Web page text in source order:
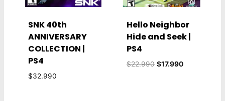
SNK 40th
ANNIVERSARY
COLLECTION |
PS4
$32.990
Hello Neighbor
Hide and Seek |
PS4
$22.990 El
$17.990El